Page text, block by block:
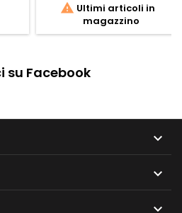
 Ultimi articoli in
magazzino
su Facebook

